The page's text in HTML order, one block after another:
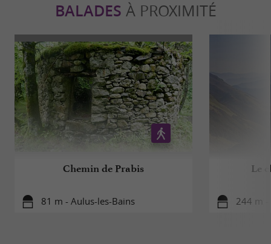
BALADES À PROXIMITÉ
Chemin de Prabis
81 m - Aulus-les-Bains
Le
244 m -